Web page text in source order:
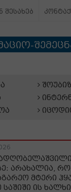
შესახებ
არახალია,
მტერი
საშიში ის